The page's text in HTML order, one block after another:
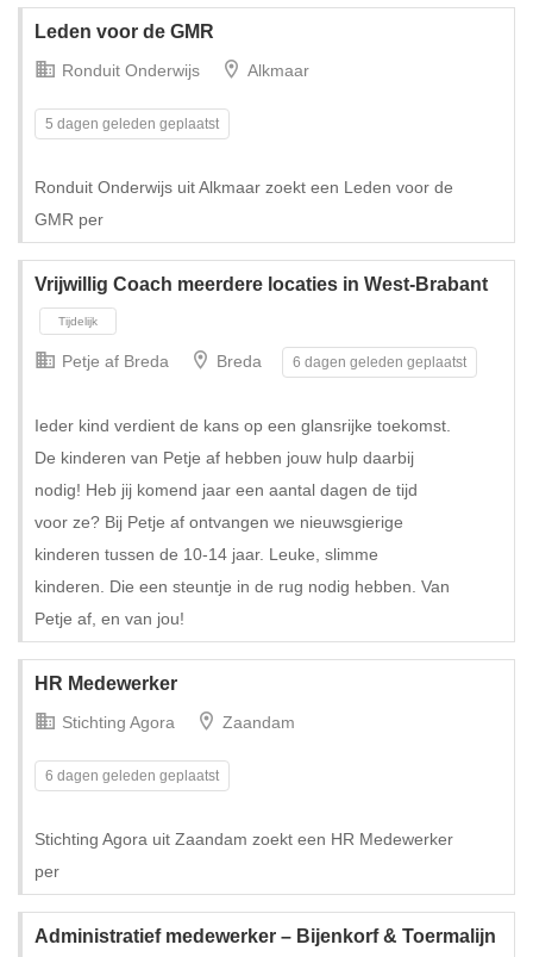
Leden voor de GMR
Ronduit Onderwijs Alkmaar
5 dagen geleden geplaatst
Ronduit Onderwijs uit Alkmaar zoekt een Leden voor de
GMR per
Vrijwillig Coach meerdere locaties in West-Brabant
Tijdelijk
Petje af Breda Breda 6 dagen geleden geplaatst
Ieder kind verdient de kans op een glansrijke toekomst.
De kinderen van Petje af hebben jouw hulp daarbij
nodig! Heb jij komend jaar een aantal dagen de tijd
voor ze? Bij Petje af ontvangen we nieuwsgierige
kinderen tussen de 10-14 jaar. Leuke, slimme
kinderen. Die een steuntje in de rug nodig hebben. Van
Petje af, en van jou!
HR Medewerker
Stichting Agora Zaandam
6 dagen geleden geplaatst
Stichting Agora uit Zaandam zoekt een HR Medewerker
per
Administratief medewerker – Bijenkorf & Toermalijn